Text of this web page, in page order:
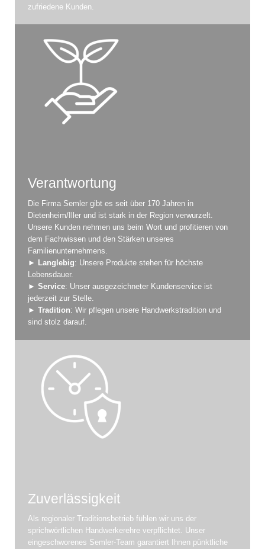
zufriedene Kunden.
Verantwortung
Die Firma Semler gibt es seit über 170 Jahren in
Dietenheim/Iller und ist stark in der Region verwurzelt.
Unsere Kunden nehmen uns beim Wort und profitieren von
dem Fachwissen und den Stärken unseres
Familienunternehmens.
► Langlebig: Unsere Produkte stehen für höchste
Lebensdauer.
► Service: Unser ausgezeichneter Kundenservice ist
jederzeit zur Stelle.
► Tradition: Wir pflegen unsere Handwerkstradition und
sind stolz darauf.
Zuverlässigkeit
Als regionaler Traditionsbetrieb fühlen wir uns der
sprichwörtlichen Handwerkerehre verpflichtet. Unser
eingeschworenes Semler-Team garantiert Ihnen pünktliche